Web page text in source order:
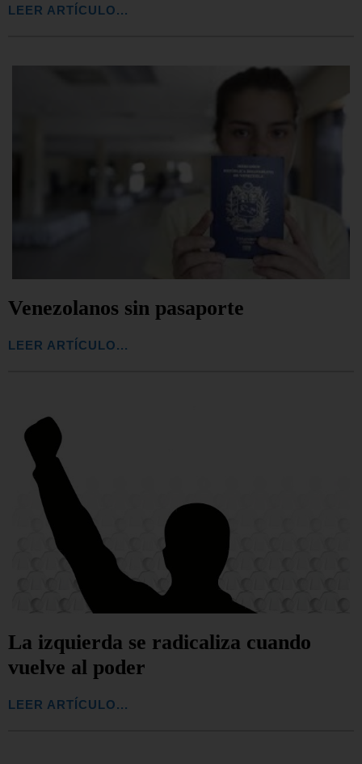
LEER ARTÍCULO...
Venezolanos sin pasaporte
LEER ARTÍCULO...
La izquierda se radicaliza cuando
vuelve al poder
LEER ARTÍCULO...